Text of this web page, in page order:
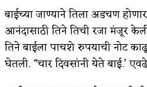
चमकदार चांदी
आदिवासींचा डॉक्टर,
बाईच्या जाण्याने तिला अडचण
आनंदासाठी तिने तिची रजा मंजूर
तिने बाईला पाचशे रुपयाची नोट
घेतली. “चार दिवसांनी येते बाई.’